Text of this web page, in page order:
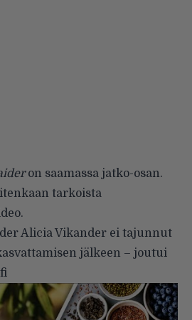
on saamassa jatko-osan.
tarkoista
Alicia Vikander ei tajunnut
jälkeen – joutui